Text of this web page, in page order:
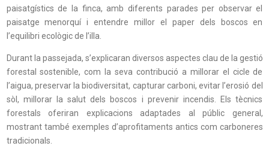
paisatgístics de la finca, amb diferents parades per observar el
paisatge menorquí i entendre millor el paper dels boscos en
l’equilibri ecològic de l’illa.
Durant la passejada, s’explicaran diversos aspectes clau de la gestió
forestal sostenible, com la seva contribució a millorar el cicle de
l’aigua, preservar la biodiversitat, capturar carboni, evitar l’erosió del
sòl, millorar la salut dels boscos i prevenir incendis. Els tècnics
forestals oferiran explicacions adaptades al públic general,
mostrant també exemples d’aprofitaments antics com carboneres
tradicionals.